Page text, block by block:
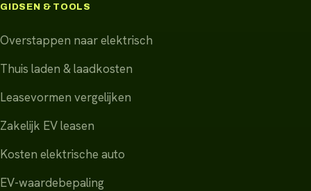
GIDSEN & TOOLS
Overstappen naar elektrisch
Thuis laden & laadkosten
Leasevormen vergelijken
Zakelijk EV leasen
Kosten elektrische auto
EV-waardebepaling